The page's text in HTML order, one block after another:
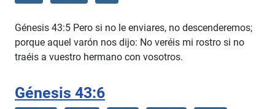
Génesis 43:5 Pero si no le enviares, no descenderemos;
porque aquel varón nos dijo: No veréis mi rostro si no
traéis a vuestro hermano con vosotros.
Génesis 43:6